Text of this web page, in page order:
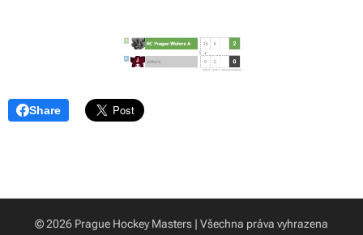
Share
© 2026 Prague Hockey Masters | Všechna práva vyhrazena